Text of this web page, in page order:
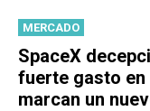
MERCADO
SpaceX
fuerte gasto en
marcan un